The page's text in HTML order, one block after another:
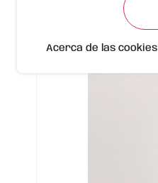
Acerca de las cookies